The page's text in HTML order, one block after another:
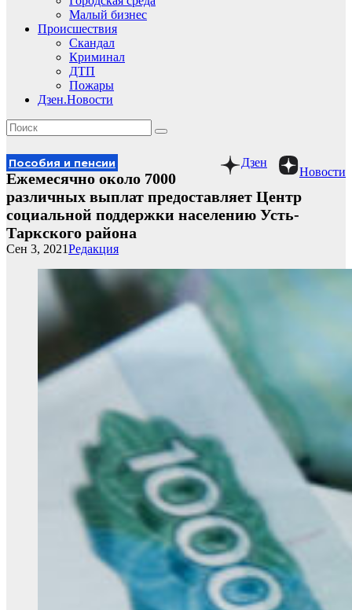
Малый бизнес
Происшествия
Скандал
Криминал
ДТП
Пожары
Дзен.Новости
Новости
Дзен
Пособия и пенсии
Ежемесячно около 7000
различных выплат предоставляет Центр
социальной поддержки населению Усть-
Таркского района
Редакция
Сен 3, 2021